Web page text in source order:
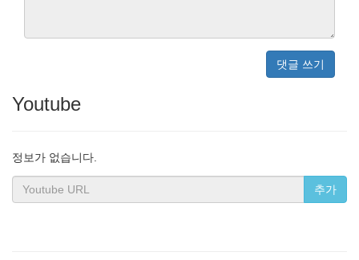
댓글 쓰기
Youtube
정보가 없습니다.
추가